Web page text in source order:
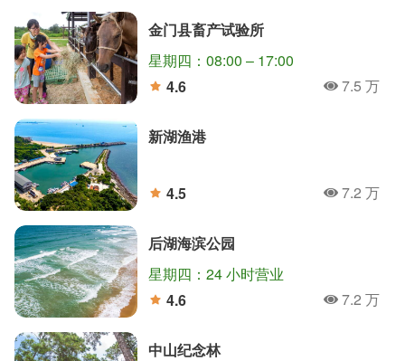
金门县畜产试验所
星期四：08:00 – 17:00
4.6
人氣7.5 万
新湖渔港
4.5
人氣7.2 万
后湖海滨公园
星期四：24 小时营业
4.6
人氣7.2 万
中山纪念林